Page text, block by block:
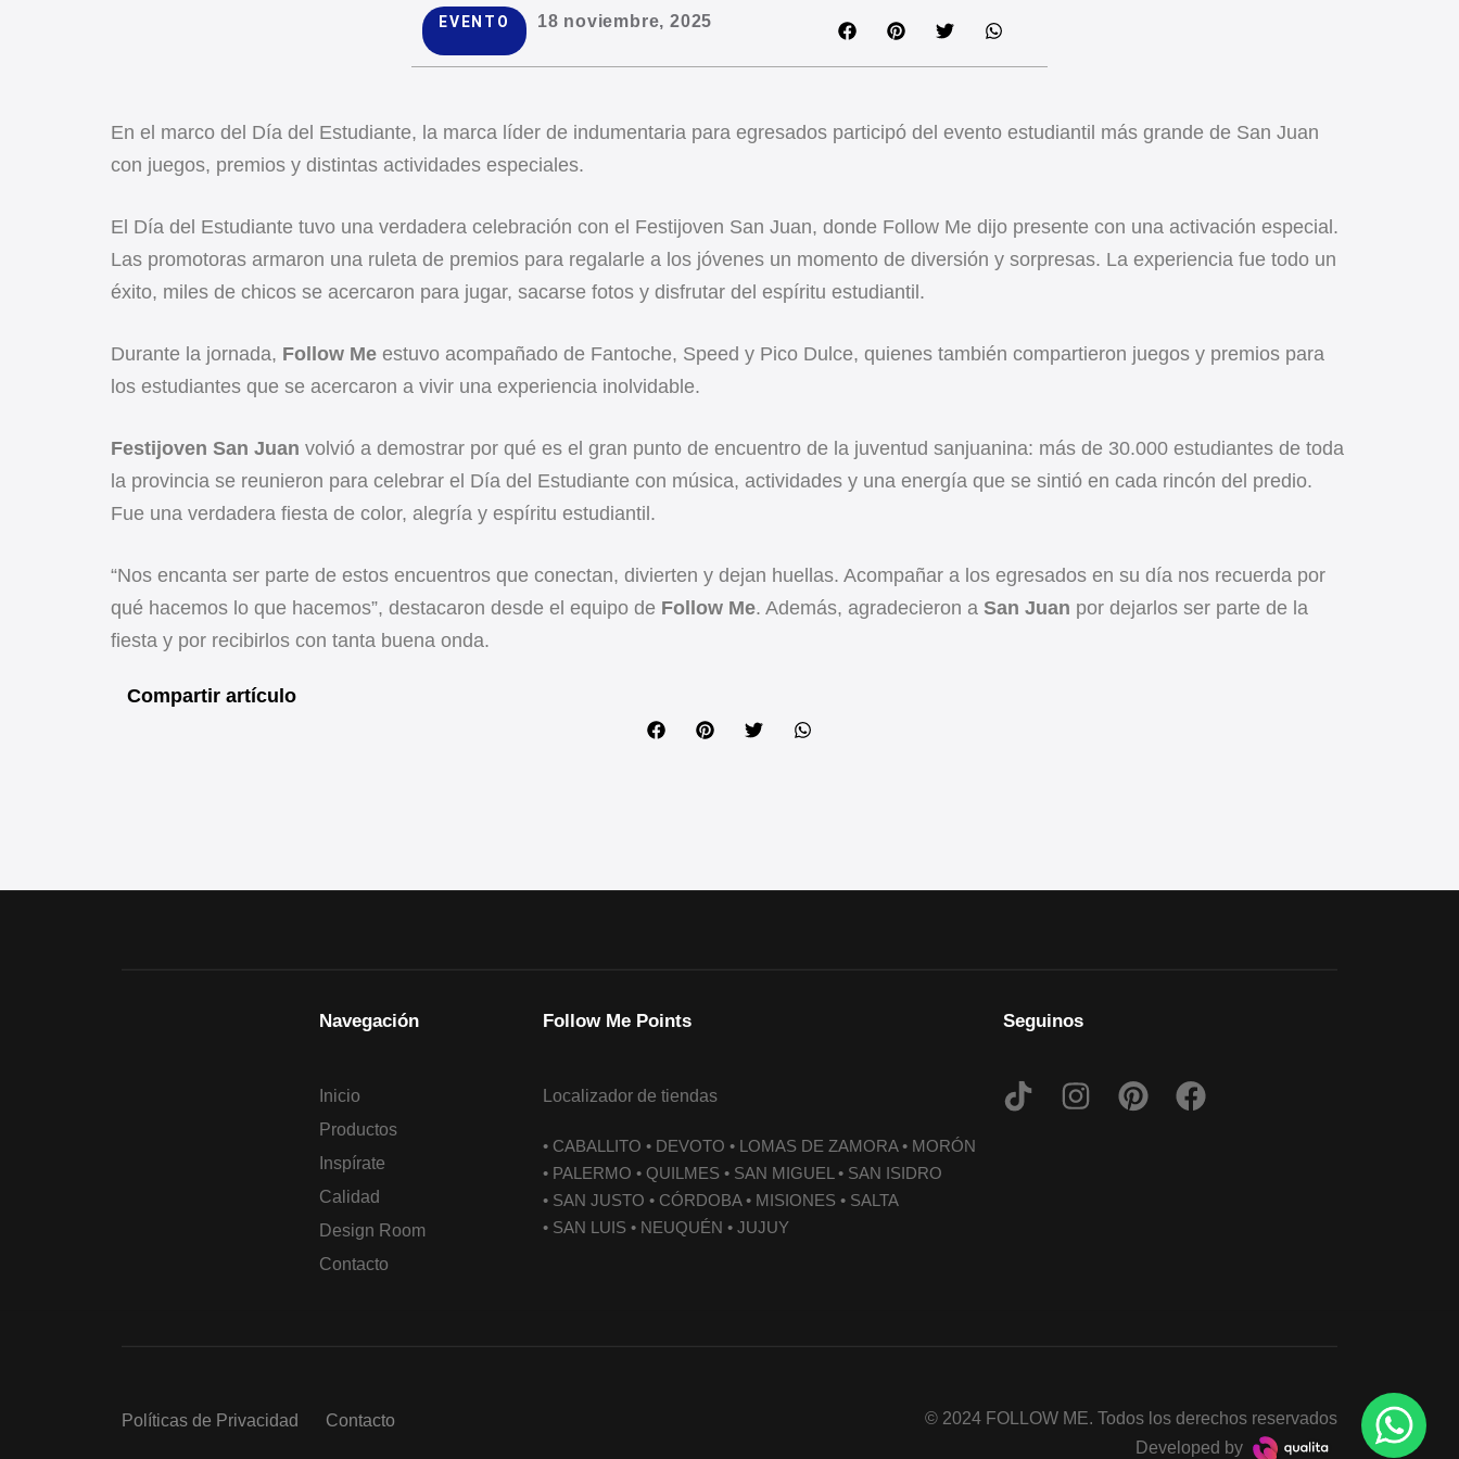
EVENTO 18 noviembre, 2025
En el marco del Día del Estudiante, la marca líder de indumentaria para egresados participó del evento estudiantil más grande de San Juan
con juegos, premios y distintas actividades especiales.
El Día del Estudiante tuvo una verdadera celebración con el Festijoven San Juan, donde Follow Me dijo presente con una activación especial.
Las promotoras armaron una ruleta de premios para regalarle a los jóvenes un momento de diversión y sorpresas. La experiencia fue todo un
éxito, miles de chicos se acercaron para jugar, sacarse fotos y disfrutar del espíritu estudiantil.
Durante la jornada, Follow Me estuvo acompañado de Fantoche, Speed y Pico Dulce, quienes también compartieron juegos y premios para
los estudiantes que se acercaron a vivir una experiencia inolvidable.
Festijoven San Juan volvió a demostrar por qué es el gran punto de encuentro de la juventud sanjuanina: más de 30.000 estudiantes de toda
la provincia se reunieron para celebrar el Día del Estudiante con música, actividades y una energía que se sintió en cada rincón del predio.
Fue una verdadera fiesta de color, alegría y espíritu estudiantil.
“Nos encanta ser parte de estos encuentros que conectan, divierten y dejan huellas. Acompañar a los egresados en su día nos recuerda por
qué hacemos lo que hacemos”, destacaron desde el equipo de Follow Me. Además, agradecieron a San Juan por dejarlos ser parte de la
fiesta y por recibirlos con tanta buena onda.
Compartir artículo
Navegación
Inicio
Productos
Inspírate
Calidad
Design Room
Contacto
Follow Me Points
Localizador de tiendas
• CABALLITO • DEVOTO • LOMAS DE ZAMORA • MORÓN
• PALERMO • QUILMES • SAN MIGUEL • SAN ISIDRO
• SAN JUSTO • CÓRDOBA • MISIONES • SALTA
• SAN LUIS • NEUQUÉN • JUJUY
Seguinos
Políticas de Privacidad Contacto
© 2024 FOLLOW ME. Todos los derechos reservados
Developed by